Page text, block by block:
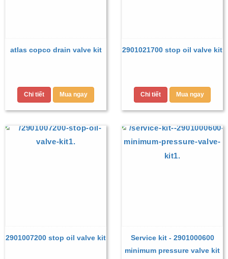
atlas copco drain valve kit
Chi tiết Mua ngay
2901021700 stop oil valve kit
Chi tiết Mua ngay
2901007200 stop oil valve kit
Service kit - 2901000600
minimum pressure valve kit